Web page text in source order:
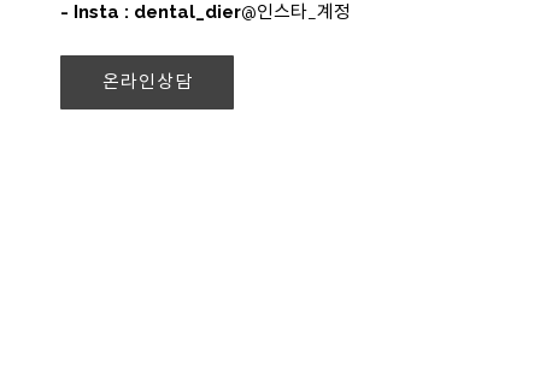
- Insta : dental_dier@인스타_계정
온라인상담